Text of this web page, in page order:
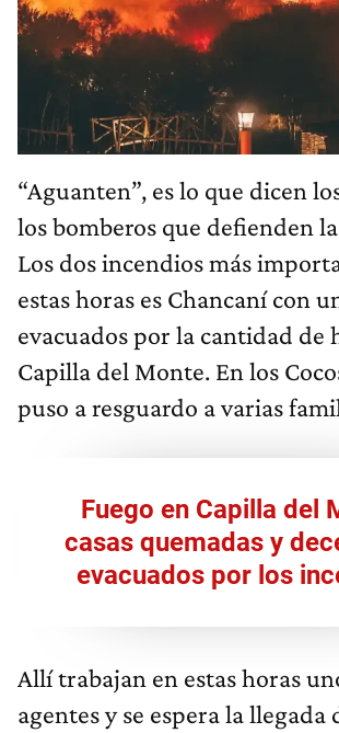
“Aguanten”, es lo que dicen
los bomberos que defienden
Los dos incendios más
estas horas es Chancaní con
evacuados por la cantidad de
Capilla del Monte. En los
puso a resguardo a varias
Fuego en Capilla del
casas quemadas y
evacuados por los
Allí trabajan en estas horas
agentes y se espera la llegada